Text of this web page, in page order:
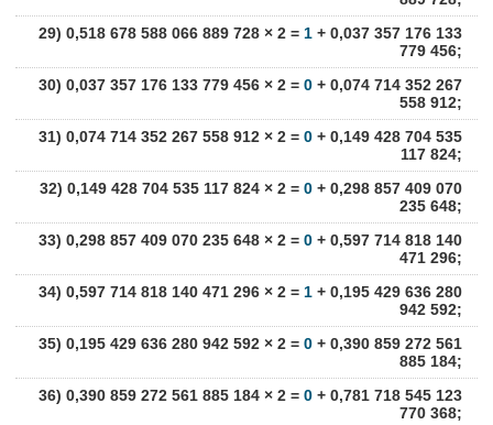
29) 0,518 678 588 066 889 728 × 2 = 1+ 0,037 357 176 133
779 456;
30) 0,037 357 176 133 779 456 × 2 = 0+ 0,074 714 352 267
558 912;
31) 0,074 714 352 267 558 912 × 2 = 0+ 0,149 428 704 535
117 824;
32) 0,149 428 704 535 117 824 × 2 = 0+ 0,298 857 409 070
235 648;
33) 0,298 857 409 070 235 648 × 2 = 0+ 0,597 714 818 140
471 296;
34) 0,597 714 818 140 471 296 × 2 = 1+ 0,195 429 636 280
942 592;
35) 0,195 429 636 280 942 592 × 2 = 0+ 0,390 859 272 561
885 184;
36) 0,390 859 272 561 885 184 × 2 = 0+ 0,781 718 545 123
770 368;